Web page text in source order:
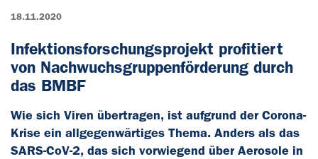
18.11.2020
Infektionsforschungsprojekt profitiert
von Nachwuchsgruppenförderung durch
das BMBF
Wie sich Viren übertragen, ist aufgrund der Corona-
Krise ein allgegenwärtiges Thema. Anders als das
SARS-CoV-2, das sich vorwiegend über Aerosole in